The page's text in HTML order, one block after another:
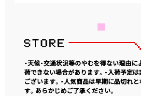
・天候・交通状況等のやむを得ない理由に
荷できない場合があります。・入荷予定
ございます。・人気商品は早期に品切れ
す。あらかじめご了承ください。